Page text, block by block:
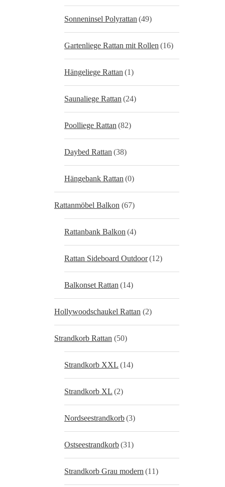
Sonneninsel Polyrattan (49)
Gartenliege Rattan mit Rollen (16)
Hängeliege Rattan (1)
Saunaliege Rattan (24)
Poolliege Rattan (82)
Daybed Rattan (38)
Hängebank Rattan (0)
Rattanmöbel Balkon (67)
Rattanbank Balkon (4)
Rattan Sideboard Outdoor(12)
Balkonset Rattan (14)
Hollywoodschaukel Rattan (2)
Strandkorb Rattan (50)
Strandkorb XXL (14)
Strandkorb XL (2)
Nordseestrandkorb(3)
Ostseestrandkorb(31)
Strandkorb Grau modern (11)